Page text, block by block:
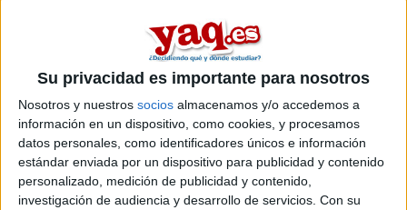
Su privacidad es importante para nosotros
Nosotros y nuestros socios almacenamos y/o accedemos a
información en un dispositivo, como cookies, y procesamos
datos personales, como identificadores únicos e información
estándar enviada por un dispositivo para publicidad y contenido
personalizado, medición de publicidad y contenido,
investigación de audiencia y desarrollo de servicios. Con su
Residencia Fernando Abril
Anita2008 13/10/2025
Bienes tardes, el año próximo quiero ir a estudiar a la Carlos III
ingenieria mecánica y me gustaría que alguien que estuviera en
la residencia Fernando Abril me comentara que tal por allí, el
ambiente, cuanto se tarda en llegar a la universidad, las
comidas....si hay problemas en entrar en la residencia por la
ocupación... muchas gracias!!